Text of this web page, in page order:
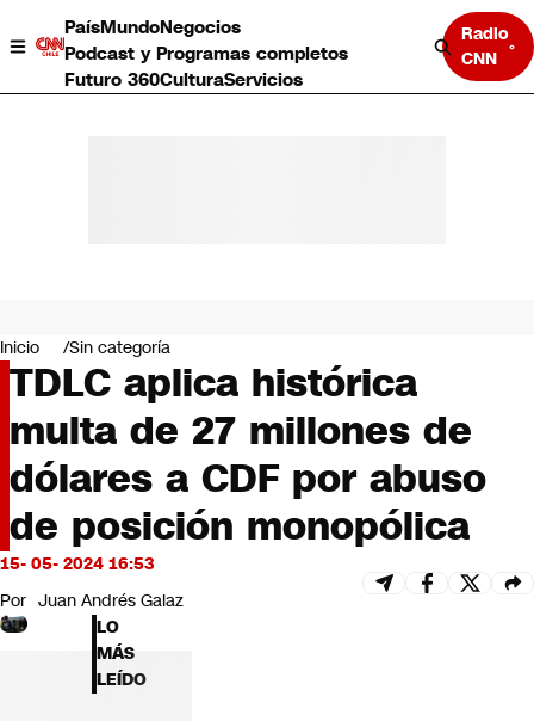
PaísMundoNegocios
Podcast y Programas completos
Futuro 360CulturaServicios
Radio
CNN
Negocios
Deportes
Programas completos
Cultura
Servicios
Bits
CNN tiempo
Futuro 360
Inicio Sin categoría
TDLC aplica histórica
multa de 27 millones de
dólares a CDF por abuso
de posición monopólica
15- 05- 2024 16:53
Por Juan Andrés Galaz
LO
MÁS
LEÍDO